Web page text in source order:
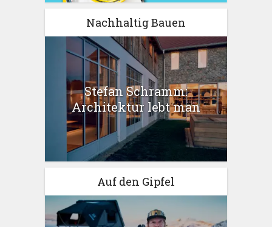
Nachhaltig Bauen
Stefan Schramm:
Architektur lebt man
Auf den Gipfel